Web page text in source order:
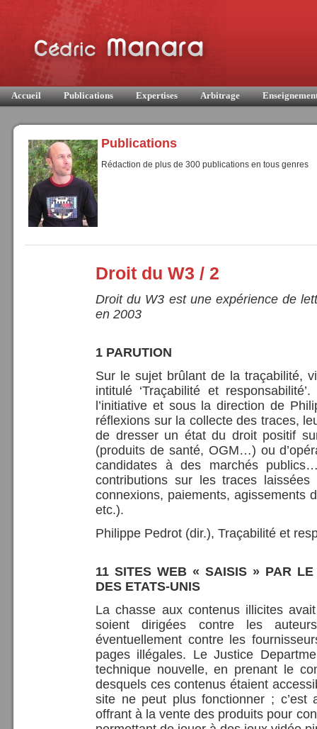
Accueil Publications Expertises Arbitrage
Publications
Rédaction de plus de 300 publications en tous genres
Droit du W3 / 2
Droit du W3 est une expérience de
en 2003
1 PARUTION
Sur le sujet brûlant de la traçabilité,
intitulé ‘Traçabilité et
l’initiative et sous la direction de
réflexions sur la collecte des traces,
de dresser un état du droit positif
(produits de santé, OGM…) ou
candidates à des marchés
contributions sur les traces
connexions, paiements, agissements
etc.).
Philippe Pedrot (dir.), Traçabilité et
11 SITES WEB « SAISIS » PAR
DES ETATS-UNIS
La chasse aux contenus illicites
soient dirigées contre les
éventuellement contre les
pages illégales. Le Justice
technique nouvelle, en prenant le
desquels ces contenus étaient
site ne peut plus fonctionner ; c’est
offrant à la vente des produits pour